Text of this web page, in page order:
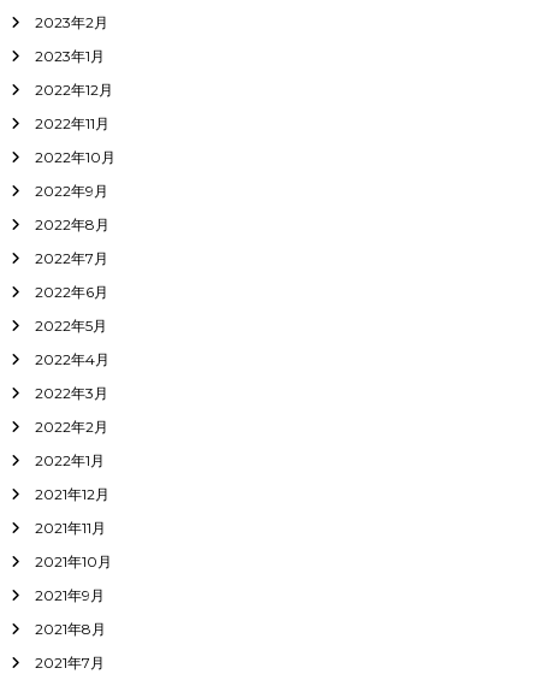
2023年2月
2023年1月
2022年12月
2022年11月
2022年10月
2022年9月
2022年8月
2022年7月
2022年6月
2022年5月
2022年4月
2022年3月
2022年2月
2022年1月
2021年12月
2021年11月
2021年10月
2021年9月
2021年8月
2021年7月